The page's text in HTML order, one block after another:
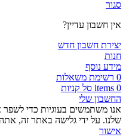
סגור
אין חשבון עדיין?
יצירת חשבון חדש
חנות
מידע נוסף
0 רשימת משאלות
0
items סל קניות
החשבון שלי
אנו משתמשים בעוגיות כדי
שלנו. על ידי גלישה באתר זה,
אישור